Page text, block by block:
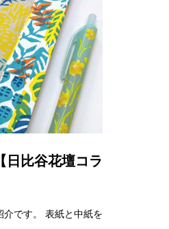
日比谷花壇コラ
介です。 表紙と中紙を